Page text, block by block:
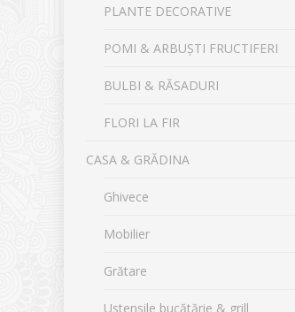
PLANTE DECORATIVE
POMI & ARBUȘTI FRUCTIFERI
BULBI & RĂSADURI
FLORI LA FIR
CASA & GRĂDINA
Ghivece
Mobilier
Grătare
Ustensile bucătărie & grill